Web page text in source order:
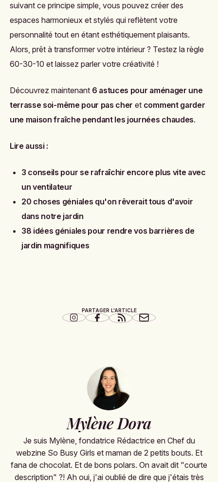
suivant ce principe simple, vous pouvez créer des
espaces harmonieux et stylés qui reflètent votre
personnalité tout en étant esthétiquement plaisants.
Alors, prêt à transformer votre intérieur ? Testez la règle
60-30-10 et laissez parler votre créativité !
Découvrez maintenant 6 astuces pour aménager une
terrasse soi-même pour pas cher et comment garder
une maison fraîche pendant les journées chaudes.
Lire aussi :
3 conseils pour se rafraîchir encore plus vite avec
un ventilateur
20 choses géniales qu'on rêverait tous d'avoir
dans notre jardin
38 idées géniales pour rendre vos barrières de
jardin magnifiques
PARTAGER L'ARTICLE
Mylène Dora
Je suis Mylène, fondatrice Rédactrice en Chef du
webzine So Busy Girls et maman de 2 petits bouts. Et
fana de chocolat. Et de bons polars. On avait dit "courte
description" ?! Ah oui, j'ai oublié de dire que j'étais très